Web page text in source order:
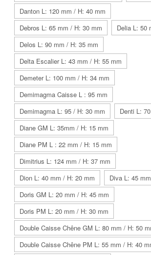
Danton L: 120 mm / H: 40 mm
Debros L: 65 mm / H: 30 mm
Delia L: 50
Delos L: 90 mm / H: 35 mm
Delta Escalier L: 43 mm / H: 55 mm
Demeter L: 100 mm / H: 34 mm
Demimagma Caisse L : 95 mm
Demimagma L: 95 / H: 30 mm
Denti L:
Diane GM L: 35mm / H: 15 mm
Diane PM L : 22 mm / H: 15 mm
Dimitrius L: 124 mm / H: 37 mm
Dion L: 40 mm / H: 20 mm
Diva L: 45
Doris GM L: 20 mm / H: 45 mm
Doris PM L: 20 mm / H: 30 mm
Double Caisse Chêne GM L: 80 mm / H: 50
Double Caisse Chêne PM L: 55 mm / H: 40